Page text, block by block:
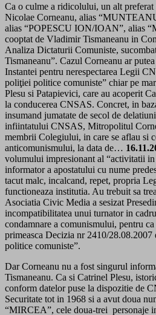
Ca o culme a ridicolului, un alt
Nicolae Corneanu, alias
alias “POPESCU ION/IOAN”, alias
cooptat de Vladimir Tismaneanu in
Analiza Dictaturii Comuniste,
Tismaneanu”. Cazul Corneanu ar
Instantei pentru nerespectarea Legii
poliţiei politice comuniste” chiar pe
Plesu si Patapievici, care au acoperit
la conducerea CNSAS. Concret, in
insumand jumatate de secol de
infiintatului CNSAS, Mitropolitul
membrii Colegiului, in care se aflau si
anticomunismului, la data de…
volumului impresionant al “activitatii
informator a apostatului cu nume
tacut malc, incalcand, repet, propria
functioneaza institutia. Au trebuit sa
Asociatia Civic Media a sesizat
incompatibilitatea unui turnator in
condamnare a comunismului, pentru
primeasca Decizia nr 2410/
politice comuniste”.
Dar Corneanu nu a fost singurul
Tismaneanu. Ca si Catrinel Plesu,
conform datelor puse la dispozitie de
Securitate tot in 1968 si a avut doua
“MIRCEA”, cele doua-trei personaje